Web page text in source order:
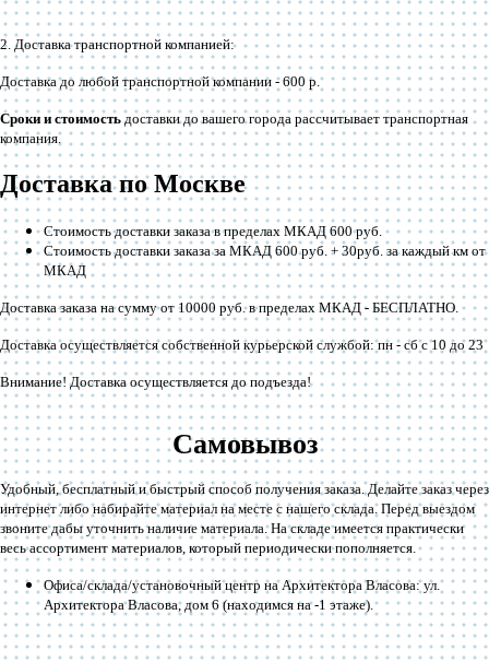
2. Доставка транспортной компанией:
Доставка до любой транспортной компании -600 р.
Сроки и стоимостьдоставки до вашего города рассчитывает транспортная
компания.
Доставка по Москве
Стоимость доставки заказа в пределах МКАД 600 руб.
Стоимость доставки заказа за МКАД 600 руб. + 30руб. за каждый км от
МКАД
Доставка заказа на сумму от 10000 руб. в пределах МКАД - БЕСПЛАТНО.
Доставка осуществляется собственной курьерской службой: пн - сб с 10 до 23
Внимание! Доставка осуществляется до подъезда!
Самовывоз
Удобный, бесплатный и быстрый способ получения заказа. Делайте заказ через
интернет либо набирайте материал на месте с нашего склада. Перед выездом
звоните дабы уточнить наличие материала. На складе имеется практически
весь ассортимент материалов, который периодически пополняется.
Офиса/склада/установочный центр на Архитектора Власова: ул.
Архитектора Власова, дом 6 (находимся на -1 этаже).